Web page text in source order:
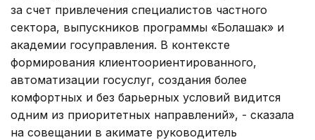
за счет привлечения специалистов частного
сектора, выпускников программы «Болашак» и
академии госуправления. В контексте
формирования клиентоориентированного,
автоматизации госуслуг, создания более
комфортных и без барьерных условий видится
одним из приоритетных направлений», - сказала
на совещании в акимате руководитель